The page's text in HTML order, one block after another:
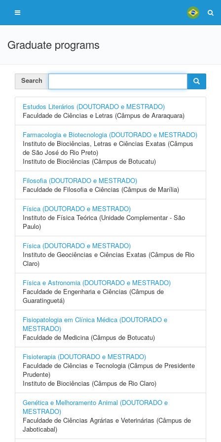
Graduate programs
Search
Estudos Literários (DOUTORADO e MESTRADO)
Faculdade de Ciências e Letras (Câmpus de Araraquara)
Farmacologia e Biotecnologia (DOUTORADO e MESTRADO)
Instituto de Biociências, Letras e Ciências Exatas (Câmpus
de São José do Rio Preto)
Instituto de Biociências (Câmpus de Botucatu)
Filosofia (DOUTORADO e MESTRADO)
Faculdade de Filosofia e Ciências (Câmpus de Marília)
Física (DOUTORADO e MESTRADO)
Instituto de Física Teórica (Unidade Complementar - São
Paulo)
Física (DOUTORADO e MESTRADO)
Instituto de Geociências e Ciências Exatas (Câmpus de Rio
Claro)
Física e Astronomia (DOUTORADO e MESTRADO)
Faculdade de Engenharia e Ciências (Câmpus de
Guaratinguetá)
Fisiopatologia em Clínica Médica (DOUTORADO e
MESTRADO)
Faculdade de Medicina (Câmpus de Botucatu)
Fisioterapia (DOUTORADO e MESTRADO)
Faculdade de Ciências e Tecnologia (Câmpus de Presidente
Prudente)
Instituto de Biociências (Câmpus de Rio Claro)
Genética e Melhoramento Animal (DOUTORADO e
MESTRADO)
Faculdade de Ciências Agrárias e Veterinárias (Câmpus de
Jaboticabal)